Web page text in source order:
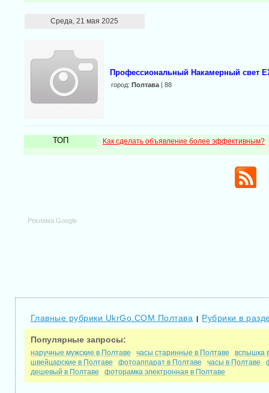
Среда, 21 мая 2025
Профессиональный Накамерный свет
город: Полтава| 88
ТОП Как сделать объявление более эффективным?
Реклама Google
Главные рубрики UkrGo.COM Полтава | Рубрики в
Популярные запросы:
наручные мужские в Полтаве часы старинные в Полтаве
вспышка
швейцарские в Полтаве
фотоаппарат в Полтаве часы в Полтаве
дешевый в Полтаве
фоторамка электронная в Полтаве